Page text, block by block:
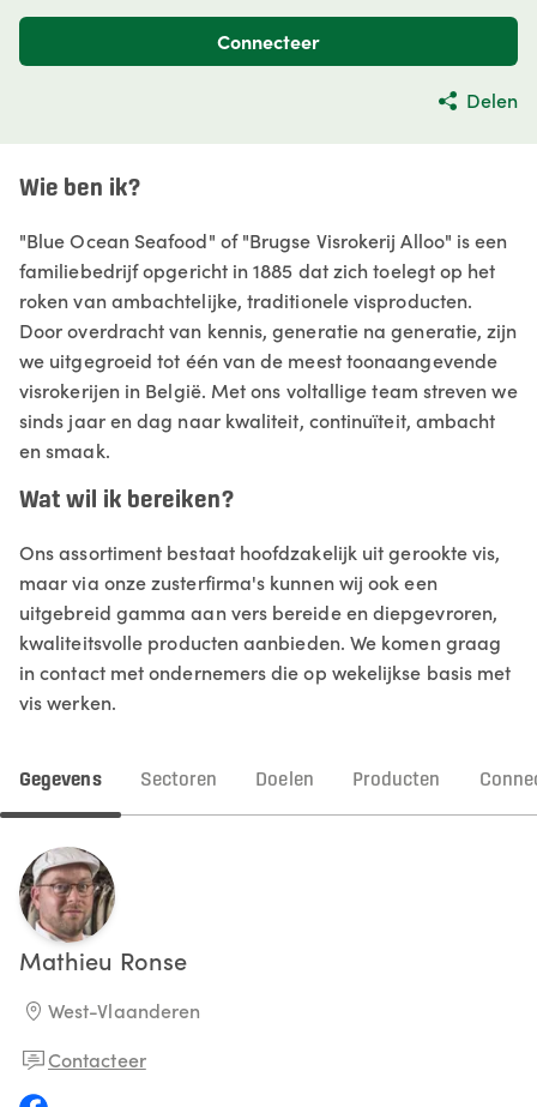
Connecteer
Delen
Wie ben ik?
"Blue Ocean Seafood" of "Brugse Visrokerij Alloo" is een
familiebedrijf opgericht in 1885 dat zich toelegt op het
roken van ambachtelijke, traditionele visproducten.
Door overdracht van kennis, generatie na generatie, zijn
we uitgegroeid tot één van de meest toonaangevende
visrokerijen in België. Met ons voltallige team streven we
sinds jaar en dag naar kwaliteit, continuïteit, ambacht
en smaak.
Wat wil ik bereiken?
Ons assortiment bestaat hoofdzakelijk uit gerookte vis,
maar via onze zusterfirma's kunnen wij ook een
uitgebreid gamma aan vers bereide en diepgevroren,
kwaliteitsvolle producten aanbieden. We komen graag
in contact met ondernemers die op wekelijkse basis met
vis werken.
Gegevens Sectoren Doelen Producten
Mathieu Ronse
West-Vlaanderen
Contacteer